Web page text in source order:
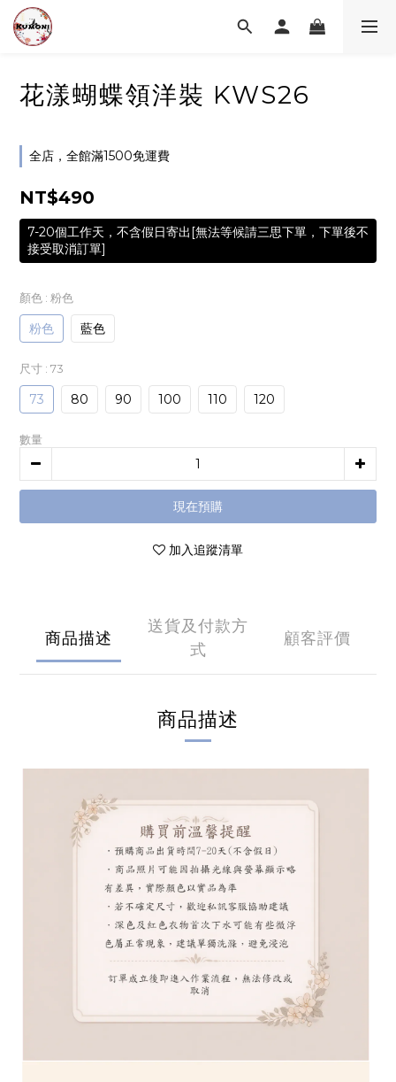
花漾蝴蝶領洋裝 KWS26
全店，全館滿1500免運費
NT$490
7-20個工作天，不含假日寄出[無法等候請三思下單，下單後不
接受取消訂單]
顏色 : 粉色
粉色 藍色
尺寸 : 73
73 80 90 100 110 120
數量
現在預購
加入追蹤清單
商品描述
送貨及付款方
式
顧客評價
商品描述